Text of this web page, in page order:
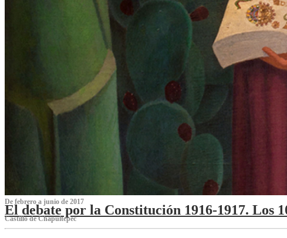
De febrero a junio de 2017
El debate por la Constitución 1916-1917. Los
Castillo de Chapultepec